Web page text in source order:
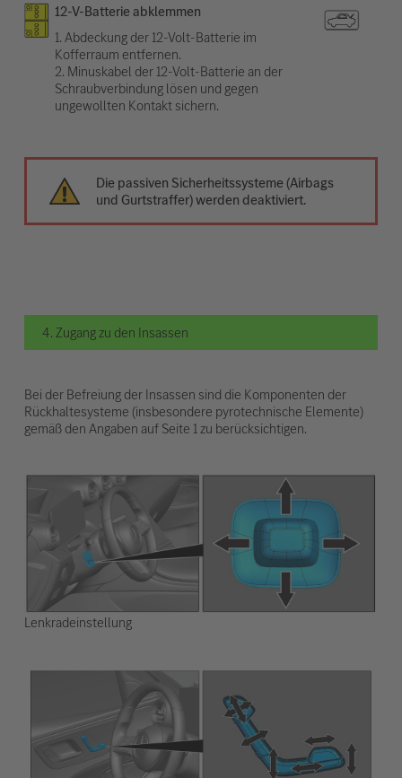
12-V-Batterie abklemmen
1. Abdeckung der 12-Volt-Batterie im
Kofferraum entfernen.
2. Minuskabel der 12-Volt-Batterie an der
Schraubverbindung lösen und gegen
ungewollten Kontakt sichern.
Die passiven Sicherheitssysteme (Airbags
und Gurtstraffer) werden deaktiviert.
4. Zugang zu den Insassen
Bei der Befreiung der Insassen sind die Komponenten der
Rückhaltesysteme (insbesondere pyrotechnische Elemente)
gemäß den Angaben auf Seite 1 zu berücksichtigen.
Lenkradeinstellung